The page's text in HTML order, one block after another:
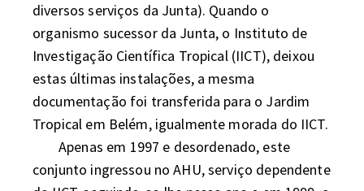
diversos serviços da Junta). Quando o
organismo sucessor da Junta, o Instituto de
Investigação Científica Tropical (IICT), deixou
estas últimas instalações, a mesma
documentação foi transferida para o Jardim
Tropical em Belém, igualmente morada do IICT.
conjunto ingressou no AHU, serviço dependente